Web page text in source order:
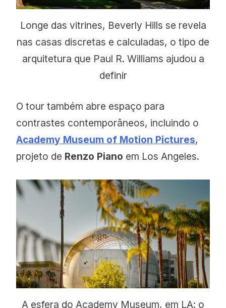
Longe das vitrines, Beverly Hills se revela
nas casas discretas e calculadas, o tipo de
arquitetura que Paul R. Williams ajudou a
definir
O tour também abre espaço para
contrastes contemporâneos, incluindo o
Academy Museum of Motion Pictures,
projeto de Renzo Piano em Los Angeles.
A esfera do Academy Museum, em LA: o